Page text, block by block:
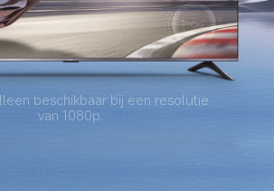
beschikbaar bij een resolutie
van 1080p.